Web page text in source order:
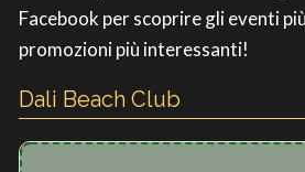
Facebook per scoprire gli eventi
promozioni più interessanti!
Dali Beach Club